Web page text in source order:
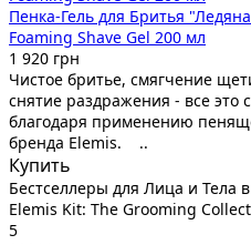
Пенка-Гель для Бритья
Foaming Shave Gel 200 мл
1 920 грн
Чистое бритье, смягчение
снятие раздражения - все это
благодаря применению
бренда Elemis. ..
Купить
Бестселлеры для Лица и Тела
Elemis Kit: The Grooming
5